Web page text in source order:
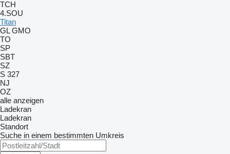
TCH
4.SOU
Titan
GL GMO
TO
SP
SBT
SZ
S 327
NJ
OZ
alle anzeigen
Ladekran
Ladekran
Standort
Suche in einem bestimmten Umkreis